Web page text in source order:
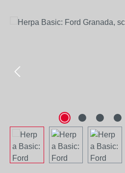
Bildergalerie überspringen